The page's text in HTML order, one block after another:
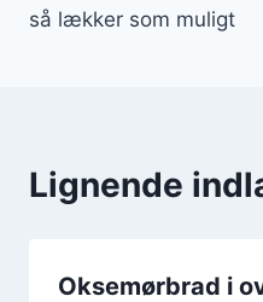
så lækker som muligt
Lignende
Oksemørbrad i